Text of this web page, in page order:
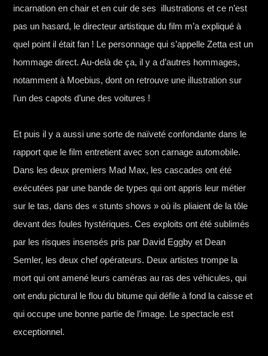
incarnation en chair et en cuir de ses illustrations et ce n’est
pas un hasard, le directeur artistique du film m’a expliqué à
quel point il était fan ! Le personnage qui s’appelle Zetta est un
hommage direct. Au-delà de ça, il y a d’autres hommages,
notamment à Moebius, dont on retrouve une illustration sur
l’un des capots d’une des voitures !
Et puis il y a aussi une sorte de naïveté confondante dans le
rapport que le film entretient avec son carnage automobile.
Dans les deux premiers Mad Max, les cascades ont été
exécutées par une bande de types qui ont appris leur métier
sur le tas, dans des « stunts shows » où ils pliaient de la tôle
devant des foules hystériques. Ces exploits ont été sublimés
par les risques insensés pris par David Eggby et Dean
Semler, les deux chef opérateurs. Deux artistes trompe la
mort qui ont amené leurs caméras au ras des véhicules, qui
ont endu pictural le flou du bitume qui défile à fond la caisse et
qui occupe une bonne partie de l’image. Le spectacle est
exceptionnel.